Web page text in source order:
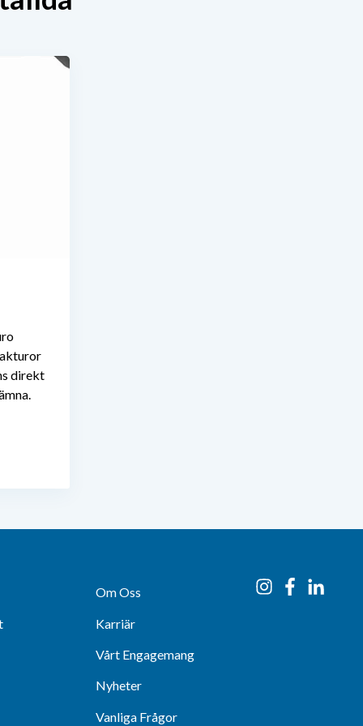
direkt
Om Oss
Karriär
Vårt Engagemang
Nyheter
Vanliga Frågor